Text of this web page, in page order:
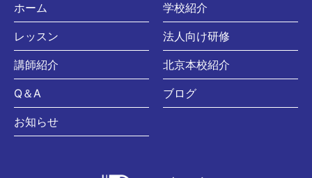
ホーム 学校紹介
レッスン 法人向け研修
講師紹介 北京本校紹介
Q＆A ブログ
お知らせ